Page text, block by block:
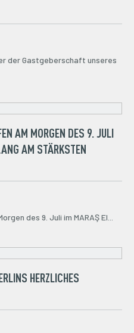
der Gastgeberschaft unseres
AM MORGEN DES 9. JULI
AM STÄRKSTEN
des 9. Juli im MARAŞ EI...
HERZLICHES